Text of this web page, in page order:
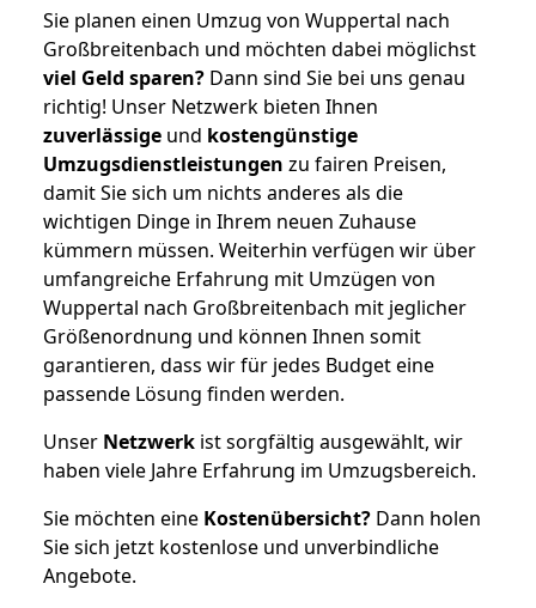
Sie planen einen Umzug von Wuppertal nach
Großbreitenbach und möchten dabei möglichst
viel Geld sparen? Dann sind Sie bei uns genau
richtig! Unser Netzwerk bieten Ihnen
zuverlässige und kostengünstige
Umzugsdienstleistungen zu fairen Preisen,
damit Sie sich um nichts anderes als die
wichtigen Dinge in Ihrem neuen Zuhause
kümmern müssen. Weiterhin verfügen wir über
umfangreiche Erfahrung mit Umzügen von
Wuppertal nach Großbreitenbach mit jeglicher
Größenordnung und können Ihnen somit
garantieren, dass wir für jedes Budget eine
passende Lösung finden werden.
Unser Netzwerk ist sorgfältig ausgewählt, wir
haben viele Jahre Erfahrung im Umzugsbereich.
Sie möchten eine Kostenübersicht? Dann holen
Sie sich jetzt kostenlose und unverbindliche
Angebote.